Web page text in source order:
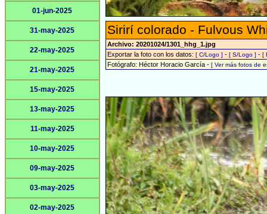
01-jun-2025
31-may-2025
22-may-2025
21-may-2025
15-may-2025
13-may-2025
11-may-2025
10-may-2025
09-may-2025
03-may-2025
02-may-2025
Sirirí colorado - Fulvous
Archivo: 20201024/1301_hhg_1.jpg
Exportar la foto con los datos: [ C/Logo ] - [ S/Logo ] - [
Fotógrafo: Héctor Horacio García - [ Ver más fotos de